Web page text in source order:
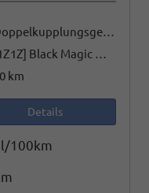
Doppelkupplungsgetriebe (DSG)
[1Z1Z] Black Magic Metallic
km
Details
100km